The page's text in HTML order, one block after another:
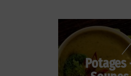
Potages